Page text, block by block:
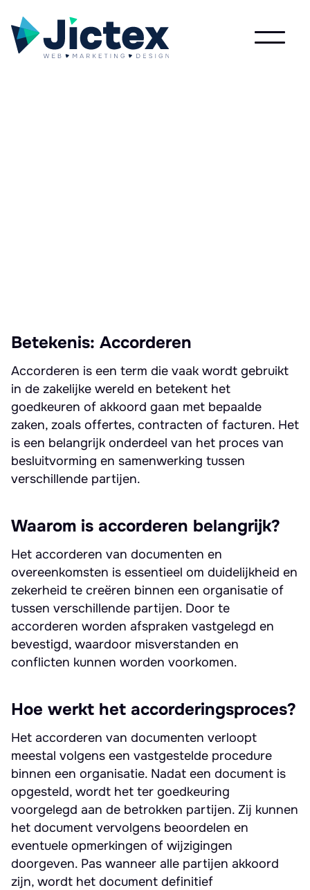
Betekenis: Accorderen
Accorderen is een term die vaak wordt gebruikt
in de zakelijke wereld en betekent het
goedkeuren of akkoord gaan met bepaalde
zaken, zoals offertes, contracten of facturen. Het
is een belangrijk onderdeel van het proces van
besluitvorming en samenwerking tussen
verschillende partijen.
Waarom is accorderen belangrijk?
Het accorderen van documenten en
overeenkomsten is essentieel om duidelijkheid en
zekerheid te creëren binnen een organisatie of
tussen verschillende partijen. Door te
accorderen worden afspraken vastgelegd en
bevestigd, waardoor misverstanden en
conflicten kunnen worden voorkomen.
Hoe werkt het accorderingsproces?
Het accorderen van documenten verloopt
meestal volgens een vastgestelde procedure
binnen een organisatie. Nadat een document is
opgesteld, wordt het ter goedkeuring
voorgelegd aan de betrokken partijen. Zij kunnen
het document vervolgens beoordelen en
eventuele opmerkingen of wijzigingen
doorgeven. Pas wanneer alle partijen akkoord
zijn, wordt het document definitief